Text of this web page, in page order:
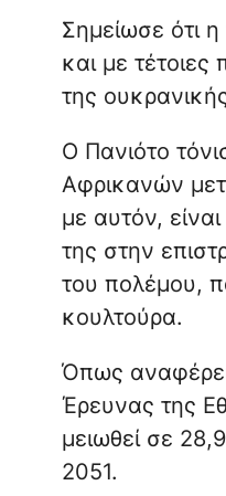
Σημείωσε ότι
και με
της
Ο Πανιότο
Αφρικανών
με αυτόν,
της στην
του πολέμου,
κουλτούρα.
Όπως
Έρευνας της
μειωθεί σε
2051.